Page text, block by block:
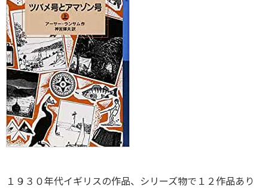
１９３０年代イギリスの作品、シリーズ物で１２作品あり